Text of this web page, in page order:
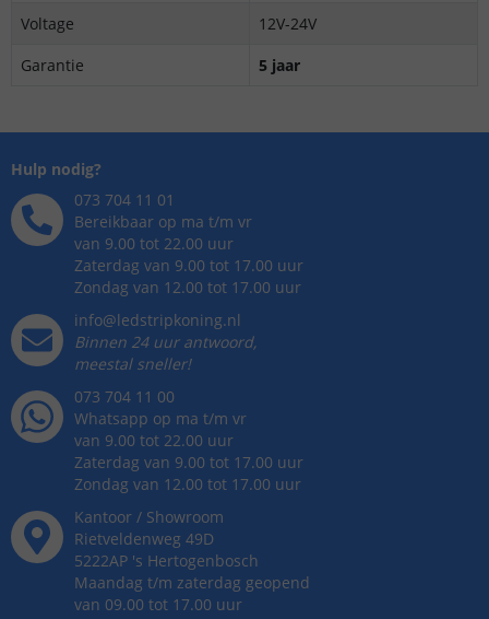
Voltage
12V-24V
Garantie
5 jaar
Hulp nodig?
073 704 11 01
Bereikbaar op ma t/m vr
van 9.00 tot 22.00 uur
Zaterdag van 9.00 tot 17.00 uur
Zondag van 12.00 tot 17.00 uur
info@ledstripkoning.nl
Binnen 24 uur antwoord,
meestal sneller!
073 704 11 00
Whatsapp op ma t/m vr
van 9.00 tot 22.00 uur
Zaterdag van 9.00 tot 17.00 uur
Zondag van 12.00 tot 17.00 uur
Kantoor / Showroom
Rietveldenweg 49D
5222AP 's Hertogenbosch
Maandag t/m zaterdag geopend
van 09.00 tot 17.00 uur